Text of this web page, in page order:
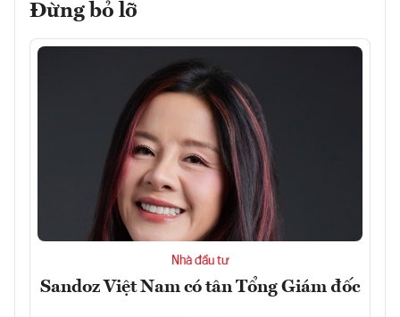
Đừng bỏ lỡ
Nhà đầu tư
Sandoz Việt Nam có tân Tổng Giám đốc